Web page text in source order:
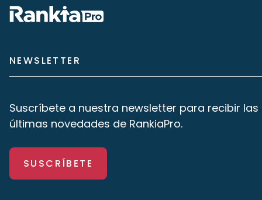
NEWSLETTER
Suscríbete a nuestra newsletter para recibir las
últimas novedades de RankiaPro.
SUSCRÍBETE